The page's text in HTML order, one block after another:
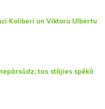
Koliberi un Viktoru Ulbertu
tas stājies spēkā